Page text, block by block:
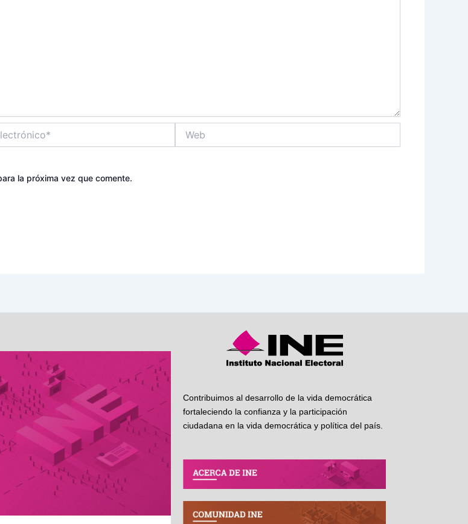
la próxima vez que comente.
Contribuimos al desarrollo de la vida democrática
fortaleciendo la confianza y la participación
ciudadana en la vida democrática y política del país.